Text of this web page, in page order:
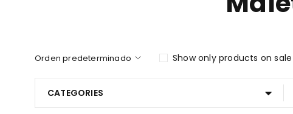
Orden predeterminado Show only products on sale
CATEGORIES